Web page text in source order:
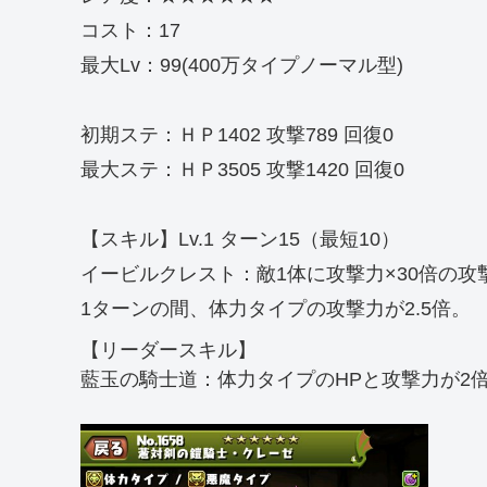
コスト：17
最大Lv：99(400万タイプノーマル型)
初期ステ：ＨＰ1402 攻撃789 回復0
最大ステ：ＨＰ3505 攻撃1420 回復0
【スキル】Lv.1 ターン15（最短10）
イービルクレスト：敵1体に攻撃力×30倍の攻
1ターンの間、体力タイプの攻撃力が2.5倍。
【リーダースキル】
藍玉の騎士道：体力タイプのHPと攻撃力が2倍